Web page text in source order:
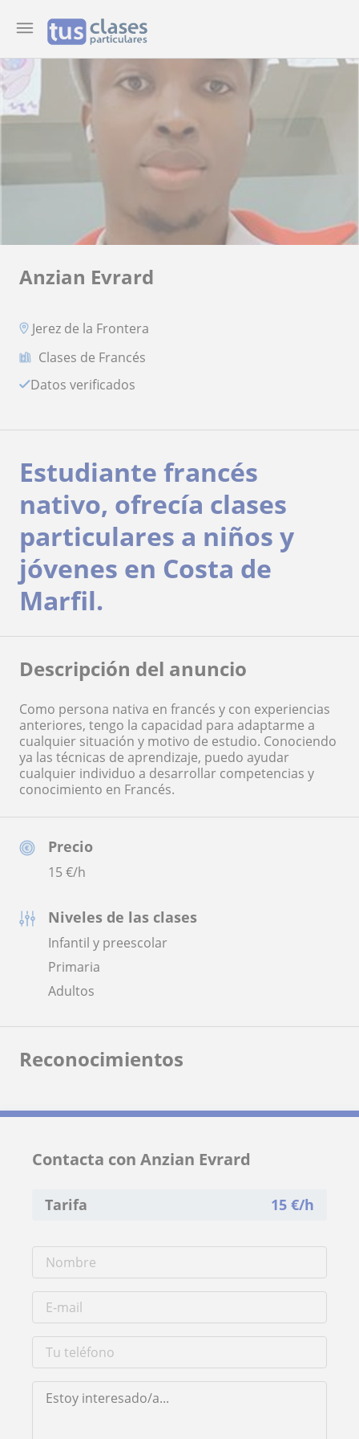
Anzian Evrard
Jerez de la Frontera
Clases de Francés
Datos verificados
Precio
15€/h
Niveles de las clases
Infantil y preescolar
Primaria
Adultos
Estudiante francés
nativo, ofrecía clases
particulares a niños y
jóvenes en Costa de
Marfil.
Descripción del anuncio
Como persona nativa en francés y con experiencias
anteriores, tengo la capacidad para adaptarme a
cualquier situación y motivo de estudio. Conociendo
ya las técnicas de aprendizaje, puedo ayudar
cualquier individuo a desarrollar competencias y
conocimiento en Francés.
Reconocimientos
Contacta con Anzian Evrard
Tarifa 15 €/h